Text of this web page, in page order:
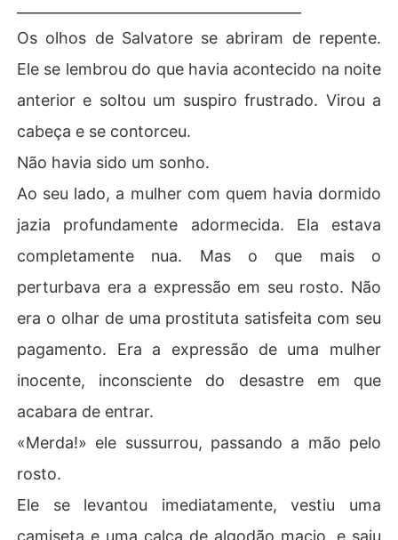
Os olhos de Salvatore se abriram de repente.
Ele se lembrou do que havia acontecido na noite
anterior e soltou um suspiro frustrado. Virou a
cabeça e se contorceu.
Não havia sido um sonho.
Ao seu lado, a mulher com quem havia dormido
jazia profundamente adormecida. Ela estava
completamente nua. Mas o que mais o
perturbava era a expressão em seu rosto. Não
era o olhar de uma prostituta satisfeita com seu
pagamento. Era a expressão de uma mulher
inocente, inconsciente do desastre em que
acabara de entrar.
«Merda!» ele sussurrou, passando a mão pelo
rosto.
Ele se levantou imediatamente, vestiu uma
camiseta e uma calça de algodão macio, e saiu